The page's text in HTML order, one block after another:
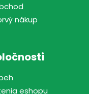
nákup
eshopu